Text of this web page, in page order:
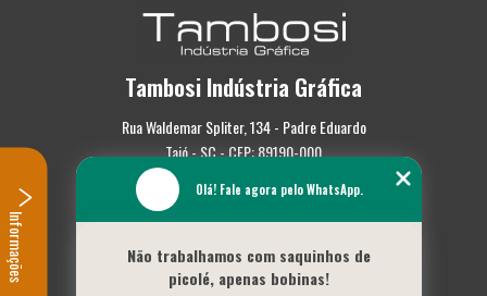
Tambosi Indústria Gráfica
Rua Waldemar Spliter, 134 - Padre Eduardo
Taió - SC - CEP: 89190-000
(47) 3562-0587
Empresa
Missão
Olá! Fale agora pelo WhatsApp.
Não trabalhamos com saquinhos de
picolé, apenas bobinas!
Informações